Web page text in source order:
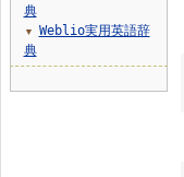
典
▼
Weblio実用英語辞
典